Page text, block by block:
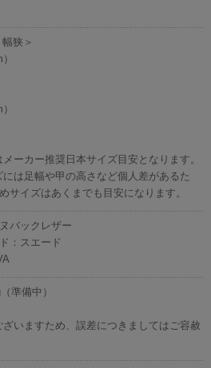
狭＞
ーカー推奨日本サイズ目安となります。
は足幅や甲の高さなど個人差があるた
サイズはあくまでも目安になります。
バックレザー
：スエード
準備中）
ざいますため、誤差につきましてはご容赦